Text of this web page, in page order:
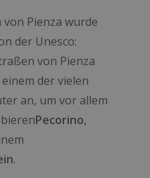
Pienza wurde
der Unesco:
von Pienza
der vielen
an, um vor allem
Pecorino,
.